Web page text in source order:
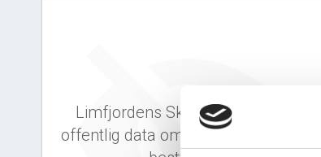
Limfjordens Skole S/I har ingen
offentlig data om deres direktion og